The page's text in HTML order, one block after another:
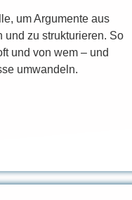
um Argumente aus
und zu strukturieren. So
und von wem – und
umwandeln.